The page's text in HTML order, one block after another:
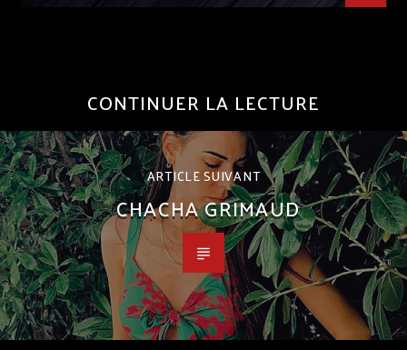
CONTINUER LA LECTURE
ARTICLE SUIVANT
CHACHA GRIMAUD